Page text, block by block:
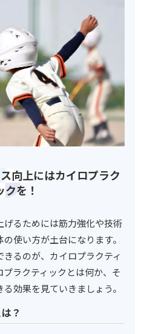
向上にはカイロプラク
クを！
るためには筋力強化や技術
使い方が土台になります。
るのが、カイロプラクティ
ラクティックとは何か、そ
効果を見ていきましょう。
？